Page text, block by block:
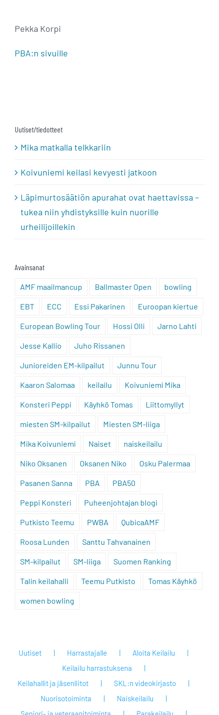
Pekka Korpi
PBA:n sivuille
Uutiset/tiedotteet
Mika matkalla telkkariin
Koivuniemi keilasi kevyesti jatkoon
Läpimurtosäätiön apurahat ovat haettavissa –
tukea niin yhdistyksille kuin nuorille
urheilijoillekin
Avainsanat
AMF maailmancup Ballmaster Open bowling
EBT ECC Essi Pakarinen Euroopan kiertue
European Bowling Tour Hossi Olli Jarno Lahti
Jesse Kallio Juho Rissanen
Junioreiden EM-kilpailut Junnu Tour
Kaaron Salomaa keilailu Koivuniemi Mika
Konsteri Peppi Käyhkö Tomas Liittomyllyt
miesten SM-kilpailut Miesten SM-liiga
Mika Koivuniemi Naiset naiskeilailu
Niko Oksanen Oksanen Niko Osku Palermaa
Pasanen Sanna PBA PBA50
Peppi Konsteri Puheenjohtajan blogi
Putkisto Teemu PWBA QubicaAMF
Roosa Lunden Santtu Tahvanainen
SM-kilpailut SM-liiga Suomen Ranking
Talin keilahalli Teemu Putkisto Tomas Käyhkö
women bowling
Uutiset Harrastajalle
Aloita Keilailu
Keilailu harrastuksena
Keilahallit ja jäsenliitot
SKL:n videokirjasto
Nuorisotoiminta
Naiskeilailu